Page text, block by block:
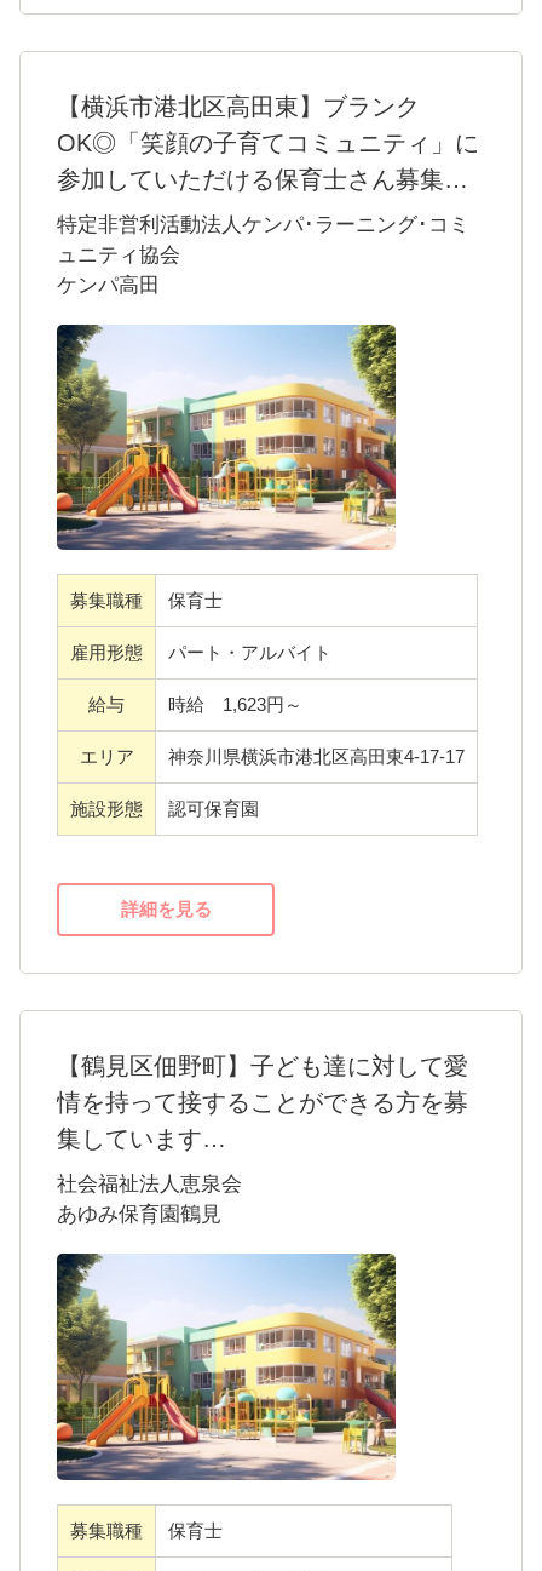
【横浜市港北区高田東】ブランク
OK◎「笑顔の子育てコミュニティ」に
参加していただける保育士さん募集中
です♪
横浜市港北区高田東に誕生したケンパ高田を
はじめ、都内を中心に複数の保育所を運営す
るケンパ・ラーニング・コミュニティ協会。
ここでは「子どもたちのために何ができるだ
ろう」と本気で考える、さまざまな職種から
転身してきたスタッフたちが活躍していま
す。バッググラウンドが違うもの同士が支え
合い、時には意見をぶつけ合うことで生まれ
たひと味違う保育は当協会の自慢であり、特
徴でもあります。
保育の幅を広げるため、新たに非常勤の保育
・さまざまな経験を持つ先輩たちと一緒に仕
事を進めていく中で学べることはたくさん！
保育士のみならず、人として成長できる環境
となっています。
なので、困ったことがあってもすぐに相談可
能。安心感をもって働けますよ。
子どもたちとの会話やスキンシップを大切に
しながら日々の業務に取り組める方を求めて
います。優しさ・思いやりの心が活かせる職
場で、あなたも「笑顔の子育てコミュニテ
お待ちしています。
特定非営利活動法人ケンパ･ラーニング･コミ
ュニティ協会
ケンパ高田
募集職種 保育士
雇用形態 パート・アルバイト
給与 時給 1,623円～
エリア 神奈川県横浜市港北区高田東4-17-17
施設形態 認可保育園
詳細を見る
【鶴見区佃野町】子ども達に対して愛
情を持って接することができる方を募
集しています
・2018年4月、横浜市鶴見区の佃野町にオープ
ンした「あゆみ保育園鶴見」では、パートの
保育士さんを募集しています。
・業績に応じて賞与を支給するなど、やりが
いを感じながらお仕事に取り組める環境を用
意しました。
・勤務体系にはゆとりがあり、ご相談にも応
じます。お仕事とプライベートのメリハリを
付けながら働きたい方におすすめですよ。
社会福祉法人恵泉会
あゆみ保育園鶴見
募集職種 保育士